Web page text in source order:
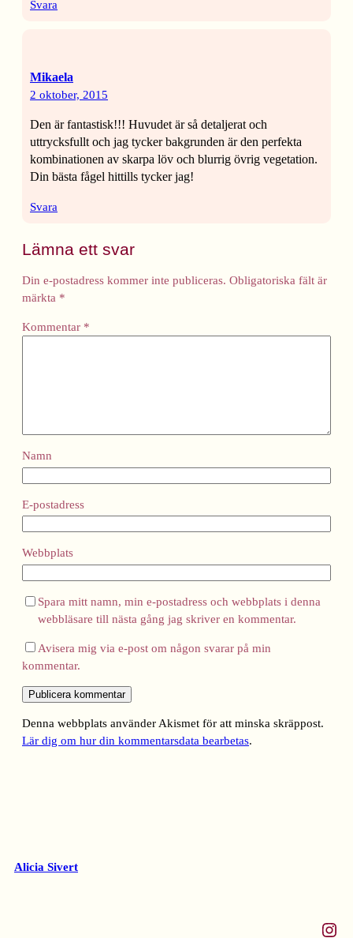
Svara
Mikaela
2 oktober, 2015
Den är fantastisk!!! Huvudet är så detaljerat och
uttrycksfullt och jag tycker bakgrunden är den perfekta
kombinationen av skarpa löv och blurrig övrig vegetation.
Din bästa fågel hittills tycker jag!
Svara
Lämna ett svar
Din e-postadress kommer inte publiceras. Obligatoriska fält är
märkta *
Kommentar *
Namn
E-postadress
Webbplats
Spara mitt namn, min e-postadress och webbplats i denna
webbläsare till nästa gång jag skriver en kommentar.
Avisera mig via e-post om någon svarar på min
kommentar.
Denna webbplats använder Akismet för att minska skräppost.
Lär dig om hur din kommentarsdata bearbetas.
Alicia Sivert
Instagram